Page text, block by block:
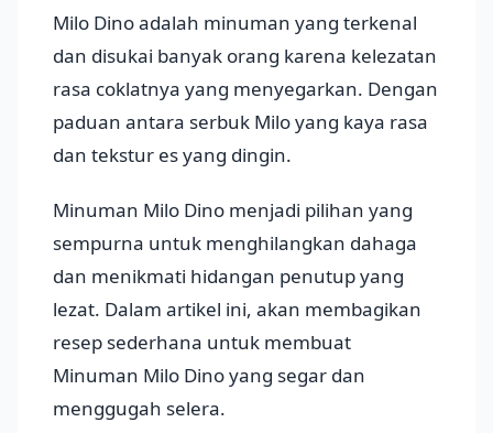
Milo Dino adalah minuman yang terkenal
dan disukai banyak orang karena kelezatan
rasa coklatnya yang menyegarkan. Dengan
paduan antara serbuk Milo yang kaya rasa
dan tekstur es yang dingin.
Minuman Milo Dino menjadi pilihan yang
sempurna untuk menghilangkan dahaga
dan menikmati hidangan penutup yang
lezat. Dalam artikel ini, akan membagikan
resep sederhana untuk membuat
Minuman Milo Dino yang segar dan
menggugah selera.